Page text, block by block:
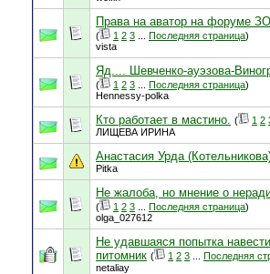
Права на аватор на форуме
( 1 2 3 Последняя страница)
vista
Яд.... Шевченко-ауэзова-
( 1 2 3 Последняя страница)
Hennessy-polka
Кто работает в мастино. ( 1 2
ЛИЩЕВА ИРИНА
Анастасия Урда
Pitka
Не жалоба, но мнение о
( 1 2 3 Последняя страница)
olga_027612
Не удавшаяся попытка
питомник ( 1 2 3 Последняя
netaliay